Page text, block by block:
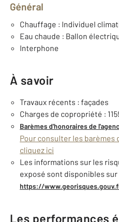
Général
Chauffage : Individuel
Eau chaude : Ballon
Interphone
À savoir
Travaux récents : façades
Charges de copropriété :
Barèmes d'honoraires de
Pour consulter les barèmes
cliquez ici
Les informations sur les
exposé sont disponibles
https://
Les performances